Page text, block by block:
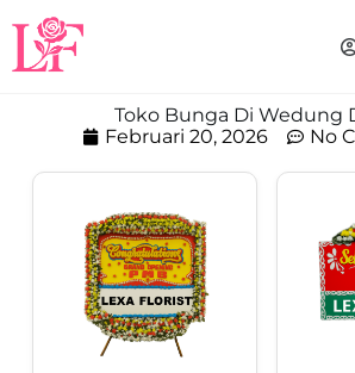
Toko Bunga Di Wedung
Februari 20, 2026
No